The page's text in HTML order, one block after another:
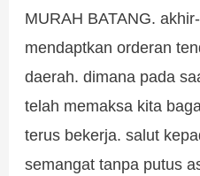
MURAH BATANG.
mendaptkan orderan
daerah. dimana pada
telah memaksa kita
terus bekerja. salut
semangat tanpa putus